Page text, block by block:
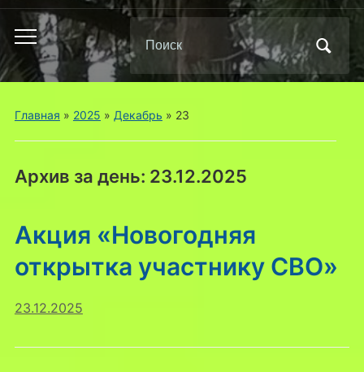
Переключить
мобильное
меню
Поиск
по:
Главная » 2025 » Декабрь » 23
Архив за день: 23.12.2025
Акция «Новогодняя
открытка участнику СВО»
23.12.2025